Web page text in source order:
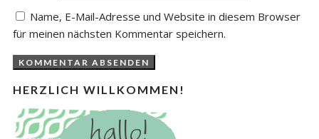
Name, E-Mail-Adresse und Website in diesem Browser
für meinen nächsten Kommentar speichern.
HERZLICH WILLKOMMEN!